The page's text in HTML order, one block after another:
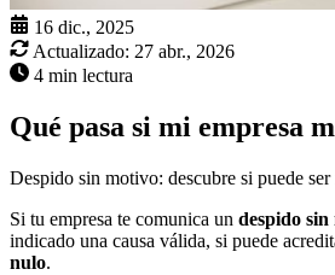
16 dic., 2025
Actualizado: 27 abr., 2026
4 min lectura
Qué pasa si mi empresa
Despido sin motivo: descubre si puede
Si tu empresa te comunica un despido sin
indicado una causa válida, si puede
nulo.